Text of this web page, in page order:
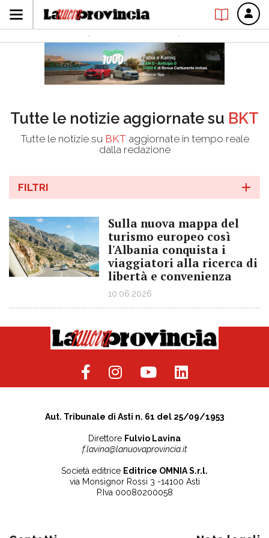
Tutte le notizie aggiornate su BKT
Tutte le notizie su BKT aggiornate in tempo reale
dalla redazione
FILTRI
Sulla nuova mappa del
turismo europeo così
l'Albania conquista i
viaggiatori alla ricerca di
libertà e convenienza
10.06.2026
Aut. Tribunale di Asti n. 61 del 25/09/1953
Direttore Fulvio Lavina
f.lavina@lanuovaprovincia.it
Società editrice Editrice OMNIA S.r.l.
via Monsignor Rossi 3 -14100 Asti
P.Iva 00080200058